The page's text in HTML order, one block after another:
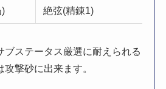
) 絶弦(精錬1)
ブステータス厳選に耐えられる
撃砂に出来ます。